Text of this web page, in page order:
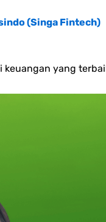
(Singa Fintech)
yang